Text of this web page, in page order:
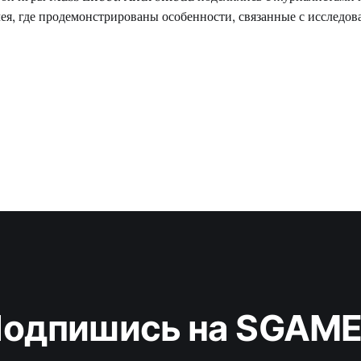
где продемонстрированы особенности, связанные с
который на этот раз получил название «Nomad» или
на